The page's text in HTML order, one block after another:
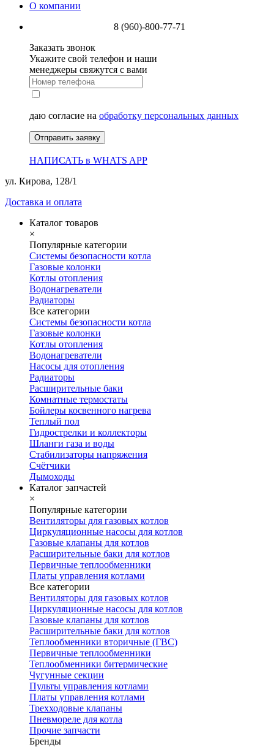
О компании
8 (960)-800-77-71
Заказать звонок
Укажите свой телефон и наши
менеджеры свяжутся с вами
даю согласие на обработку персональных данных
Отправить заявку
НАПИСАТЬ в WHATS APP
ул. Кирова, 128/1
Доставка и оплата
Каталог товаров
×
Популярные категории
Системы безопасности котла
Газовые колонки
Котлы отопления
Водонагреватели
Радиаторы
Все категории
Системы безопасности котла
Газовые колонки
Котлы отопления
Водонагреватели
Насосы для отопления
Радиаторы
Расширительные баки
Комнатные термостаты
Бойлеры косвенного нагрева
Теплый пол
Гидрострелки и коллекторы
Шланги газа и воды
Стабилизаторы напряжения
Счётчики
Дымоходы
Каталог запчастей
×
Популярные категории
Вентиляторы для газовых котлов
Циркуляционные насосы для котлов
Газовые клапаны для котлов
Расширительные баки для котлов
Первичные теплообменники
Платы управления котлами
Все категории
Вентиляторы для газовых котлов
Циркуляционные насосы для котлов
Газовые клапаны для котлов
Расширительные баки для котлов
Теплообменники вторичные (ГВС)
Первичные теплообменники
Теплообменники битермические
Чугунные секции
Пульты управления котлами
Платы управления котлами
Трехходовые клапаны
Пневмореле для котла
Прочие запчасти
Бренды